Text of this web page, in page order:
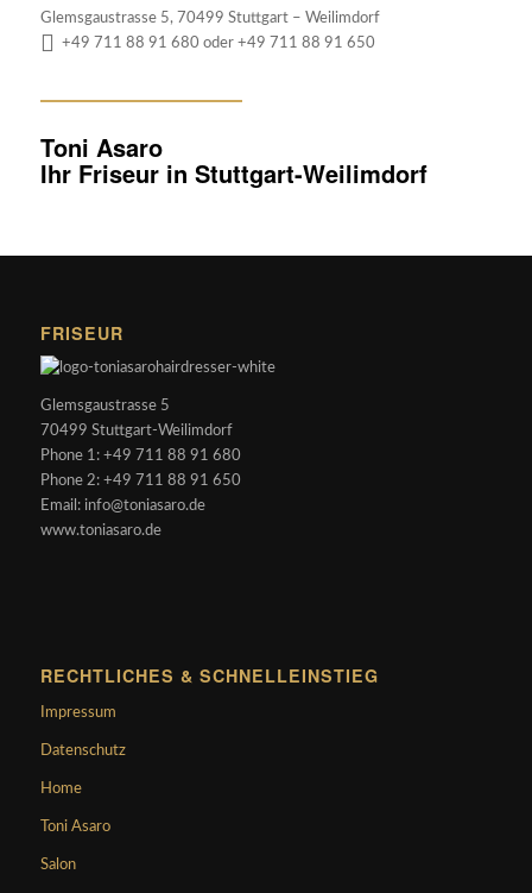
Glemsgaustrasse 5, 70499 Stuttgart – Weilimdorf
+49 711 88 91 680 oder +49 711 88 91 650
Toni Asaro
Ihr Friseur in Stuttgart-Weilimdorf
FRISEUR
Glemsgaustrasse 5
70499 Stuttgart-Weilimdorf
Phone 1: +49 711 88 91 680
Phone 2: +49 711 88 91 650
Email: info@toniasaro.de
www.toniasaro.de
RECHTLICHES & SCHNELLEINSTIEG
Impressum
Datenschutz
Home
Toni Asaro
Salon